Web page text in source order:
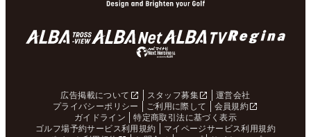
広告掲載について スタッフ募集
運営会社
プライバシーポリシー
ご利用に際して
会員規約
ガイドライン
特定商取引法に基づく表示
ゴルフ場予約サービス利用規約
マイページサービス利用規約